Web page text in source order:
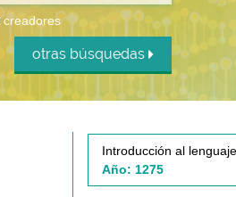
creadores
otras búsquedas
Introducción al
Año: 1275